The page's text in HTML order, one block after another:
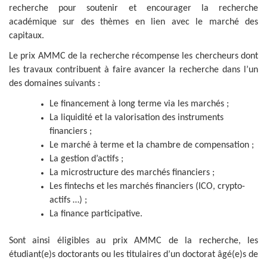
recherche pour soutenir et encourager la recherche
académique sur des thèmes en lien avec le marché des
capitaux.
Le prix AMMC de la recherche récompense les chercheurs dont
les travaux contribuent à faire avancer la recherche dans l’un
des domaines suivants :
Le financement à long terme via les marchés ;
La liquidité et la valorisation des instruments
financiers ;
Le marché à terme et la chambre de compensation ;
La gestion d’actifs ;
La microstructure des marchés financiers ;
Les fintechs et les marchés financiers (ICO, crypto-
actifs …) ;
La finance participative.
Sont ainsi éligibles au prix AMMC de la recherche, les
étudiant(e)s doctorants ou les titulaires d’un doctorat âgé(e)s de